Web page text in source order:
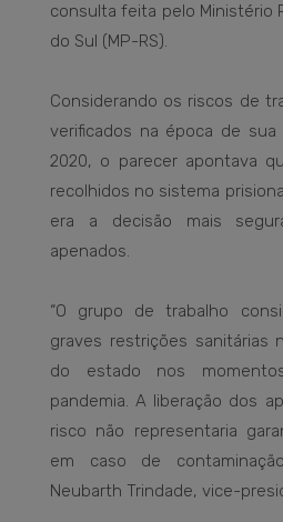
consulta feita pelo Ministério
do Sul (MP-RS).
Considerando os riscos de
verificados na época de sua
2020, o parecer apontava
recolhidos no sistema
era a decisão mais
apenados.
“O grupo de trabalho
graves restrições sanitárias
do estado nos
pandemia. A liberação dos
risco não representaria
em caso de
Neubarth Trindade, vice-